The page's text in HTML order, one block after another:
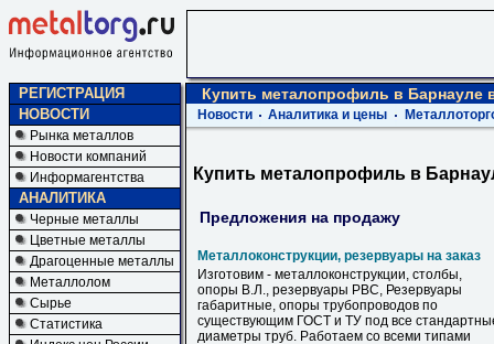
РЕГИСТРАЦИЯ
НОВОСТИ
Рынка металлов
Новости компаний
Информагентства
АНАЛИТИКА
Черные металлы
Цветные металлы
Драгоценные металлы
Металлолом
Сырье
Статистика
Купить металопрофиль в Барнауле
Новости Аналитика и цены
Купить металопрофиль в
Предложения на продажу
Металлоконструкции, резервуары на заказ
Изготовим - металлоконструкции, столбы,
опоры В.Л., резервуары РВС, Резервуары
габаритные, опоры трубопроводов по
существующим ГОСТ и ТУ под все
диаметры труб. Работаем со всеми типами